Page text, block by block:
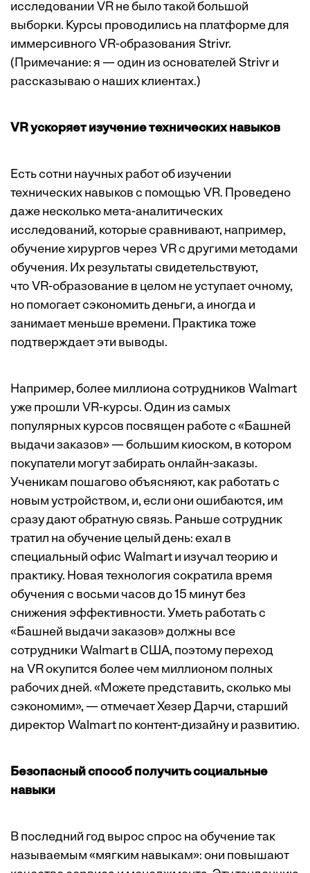
исследовании VR не было такой большой
выборки. Курсы проводились на платформе для
иммерсивного VR-образования Strivr.
(Примечание: я — один из основателей Strivr и
рассказываю о наших клиентах.)
VR ускоряет изучение технических навыков
Есть сотни научных работ об изучении
технических навыков с помощью VR. Проведено
даже несколько мета-аналитических
исследований, которые сравнивают, например,
обучение хирургов через VR с другими методами
обучения. Их результаты свидетельствуют,
что VR-образование в целом не уступает очному,
но помогает сэкономить деньги, а иногда и
занимает меньше времени. Практика тоже
подтверждает эти выводы.
Например, более миллиона сотрудников Walmart
уже прошли VR-курсы. Один из самых
популярных курсов посвящен работе с «Башней
выдачи заказов» — большим киоском, в котором
покупатели могут забирать онлайн-заказы.
Ученикам пошагово объясняют, как работать с
новым устройством, и, если они ошибаются, им
сразу дают обратную связь. Раньше сотрудник
тратил на обучение целый день: ехал в
специальный офис Walmart и изучал теорию и
практику. Новая технология сократила время
обучения с восьми часов до 15 минут без
снижения эффективности. Уметь работать с
«Башней выдачи заказов» должны все
сотрудники Walmart в США, поэтому переход
на VR окупится более чем миллионом полных
рабочих дней. «Можете представить, сколько мы
сэкономим», —отмечаетХезер Дарчи, старший
директор Walmart по контент-дизайну и развитию.
Безопасный способ получить социальные
навыки
В последний год вырос спрос на обучение так
называемым «мягким навыкам»: они повышают